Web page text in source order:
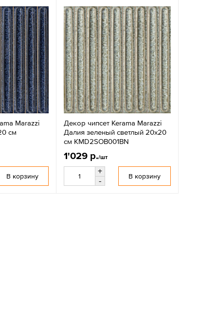
Marazzi
см
В корзину
Декор чипсет Kerama Marazzi
Далия зеленый светлый 20x20
см KMD2SOB001BN
1'029 р./шт
+
-
В корзину